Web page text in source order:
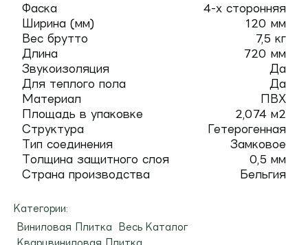
Фаска
4-х сторонняя
Ширина (мм)
120 мм
Вес брутто
7,5 кг
Длина
720 мм
Звукоизоляция
Да
Для теплого пола
Да
Материал
ПВХ
Площадь в упаковке
2,074 м2
Структура
Гетерогенная
Тип соединения
Замковое
Толщина защитного слоя
0,5 мм
Страна производства
Бельгия
Категории:
Виниловая Плитка
Весь Каталог
Кварцвиниловая Плитка